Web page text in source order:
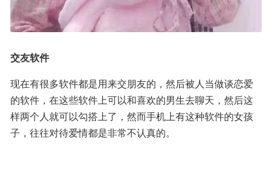
交友软件
现在有很多软件都是用来交朋友的，然后被人当做谈恋爱
的软件，在这些软件上可以和喜欢的男生去聊天，然后这
样两个人就可以勾搭上了，然而手机上有这种软件的女孩
子，往往对待爱情都是非常不认真的。